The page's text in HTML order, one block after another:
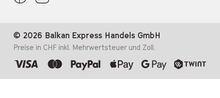
© 2026 Balkan Express Handels GmbH
Preise in CHF inkl. Mehrwertsteuer und Zoll.